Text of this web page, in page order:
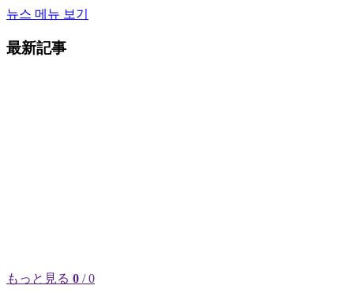
뉴스 메뉴 보기
最新記事
もっと見る 0 / 0